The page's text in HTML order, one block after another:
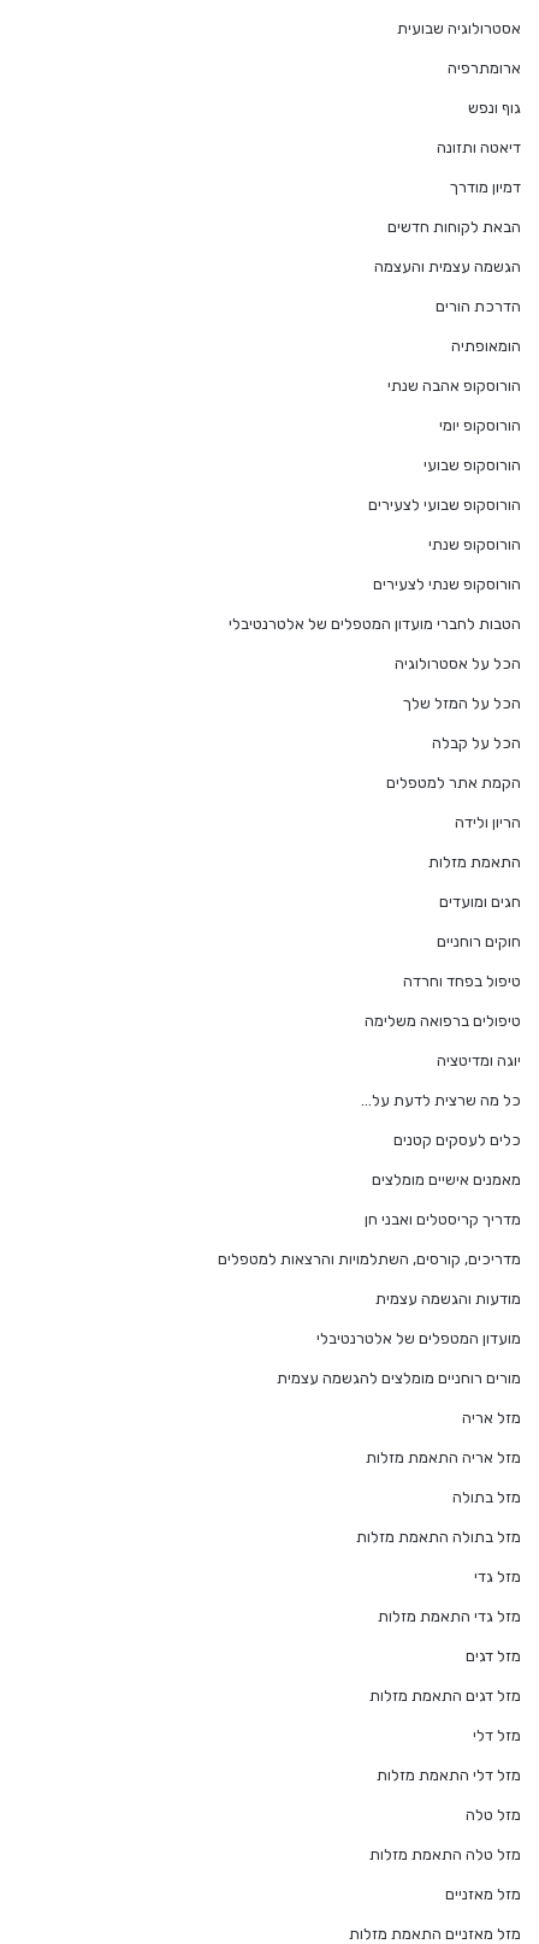
אסטרולוגיה שבועית
ארומתרפיה
גוף ונפש
דיאטה ותזונה
דמיון מודרך
הבאת לקוחות חדשים
הגשמה עצמית והעצמה
הדרכת הורים
הומאופתיה
הורוסקופ אהבה שנתי
הורוסקופ יומי
הורוסקופ שבועי
הורוסקופ שבועי לצעירים
הורוסקופ שנתי
הורוסקופ שנתי לצעירים
הטבות לחברי מועדון המטפלים של אלטרנטיבלי
הכל על אסטרולוגיה
הכל על המזל שלך
הכל על קבלה
הקמת אתר למטפלים
הריון ולידה
התאמת מזלות
חגים ומועדים
חוקים רוחניים
טיפול בפחד וחרדה
טיפולים ברפואה משלימה
יוגה ומדיטציה
כל מה שרצית לדעת על…
כלים לעסקים קטנים
מאמנים אישיים מומלצים
מדריך קריסטלים ואבני חן
מדריכים, קורסים, השתלמויות והרצאות למטפלים
מודעות והגשמה עצמית
מועדון המטפלים של אלטרנטיבלי
מורים רוחניים מומלצים להגשמה עצמית
מזל אריה
מזל אריה התאמת מזלות
מזל בתולה
מזל בתולה התאמת מזלות
מזל גדי
מזל גדי התאמת מזלות
מזל דגים
מזל דגים התאמת מזלות
מזל דלי
מזל דלי התאמת מזלות
מזל טלה
מזל טלה התאמת מזלות
מזל מאזניים
מזל מאזניים התאמת מזלות